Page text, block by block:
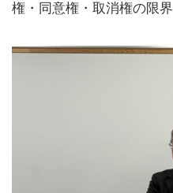
権・同意権・取消権の限界